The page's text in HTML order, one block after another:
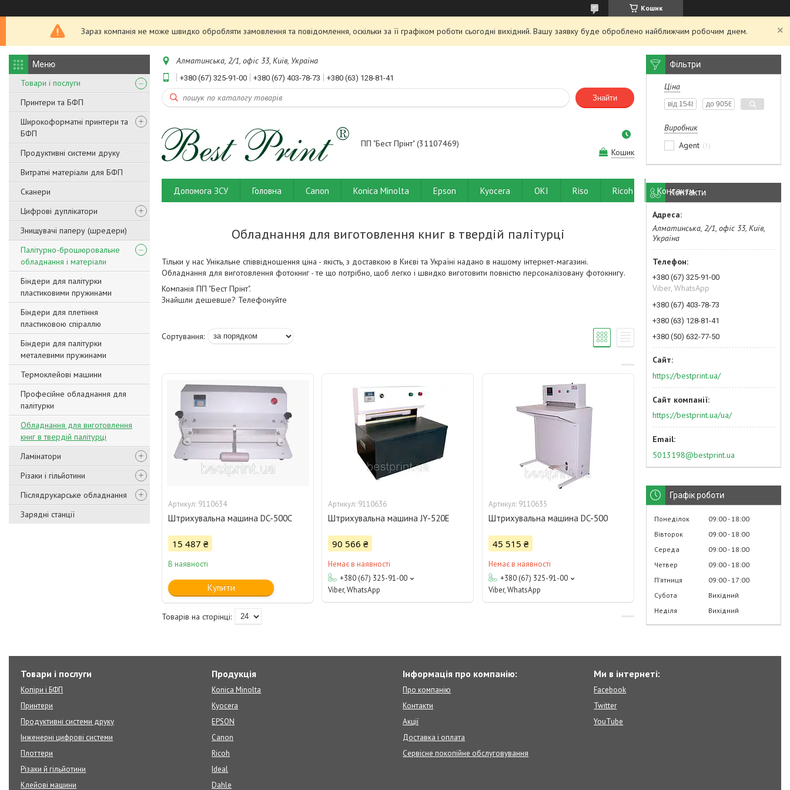
Кошик
Зараз компанія не може швидко обробляти замовлення та повідомлення, оскільки за її графіком роботи сьогодні вихідний. Вашу заявку буде оброблено найближчим робочим днем.
Товари і послуги
Принтери та БФП
Широкоформатні принтери та
БФП
Продуктивні системи друку
Витратні матеріали для БФП
Сканери
Цифрові дуплікатори
Знищувачі паперу (шредери)
Палітурно-брошюровальне
обладнання і матеріали
Біндери для палітурки
пластиковими пружинами
Біндери для плетіння
пластиковою спіраллю
Біндери для палітурки
металевими пружинами
Термоклейові машини
Професійне обладнання для
палітурки
Обладнання для виготовлення
книг в твердій палітурці
Ламінатори
Різаки і гільйотини
Післядрукарське обладнання
Зарядні станції
Алматинська, 2/1, офіс 33, Київ, Україна
+380 (67) 325-91-00 +380 (67) 403-78-73 +380 (63) 128-81-41
Знайти
ПП "Бест Прінт" (31107469)
Кошик
Допомога ЗСУ Головна Canon Konica Minolta Epson Kyocera OKI Riso Ricoh Контакти
Обладнання для виготовлення книг в твердій палітурці
Тільки у нас Унікальне співвідношення ціна - якість, з доставкою в Києві та Україні надано в нашому інтернет-магазині.
Обладнання для виготовлення фотокниг - те що потрібно, щоб легко і швидко виготовити повністю персоналізовану фотокнигу.
Компанія ПП "Бест Прінт".
Знайшли дешевше? Телефонуйте
9110634
Штрихувальна машина DC-500C
15 487 ₴
В наявності
Купити
9110636
Штрихувальна машина JY-520E
90 566 ₴
Немає в наявності
+380 (67) 325-91-00
Viber, WhatsApp
9110635
Штрихувальна машина DC-500
45 515 ₴
Немає в наявності
+380 (67) 325-91-00
Viber, WhatsApp
Фільтри
Ціна
Виробник
Agent
1
Контакти
Алматинська, 2/1, офіс 33, Київ,
Україна
+380 (67) 325-91-00
Viber, WhatsApp
+380 (67) 403-78-73
+380 (63) 128-81-41
+380 (50) 632-77-50
https://bestprint.ua/
https://bestprint.ua/ua/
5013198@bestprint.ua
Графік роботи
Понеділок 09:00 18:00
Вівторок
09:00 18:00
Середа
09:00 18:00
Четвер
09:00 18:00
Пʼятниця
09:00 17:00
Субота
Вихідний
Неділя
Вихідний
Товари і послуги
Копіри і БФП
Принтери
Продуктивні системи друку
Інженерні цифрові системи
Плоттери
Різаки й гільйотини
Клейові машини
Продукція
Konica Minolta
Kyocera
EPSON
Canon
Ricoh
Ideal
Dahle
Інформація про компанію:
Про компанію
Контакти
Акції
Доставка і оплата
Сервісне покопійне обслуговування
Ми в інтернеті:
Facebook
Twitter
YouTube